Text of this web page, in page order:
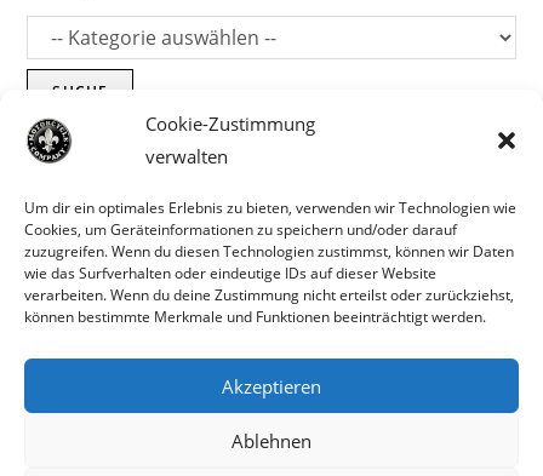
Cookie-Zustimmung
verwalten
Um dir ein optimales Erlebnis zu bieten, verwenden wir Technologien wie
Cookies, um Geräteinformationen zu speichern und/oder darauf
zuzugreifen. Wenn du diesen Technologien zustimmst, können wir Daten
wie das Surfverhalten oder eindeutige IDs auf dieser Website
verarbeiten. Wenn du deine Zustimmung nicht erteilst oder zurückziehst,
können bestimmte Merkmale und Funktionen beeinträchtigt werden.
Akzeptieren
Ablehnen
Parts für Harley Davidson, Indian und
SUCHE